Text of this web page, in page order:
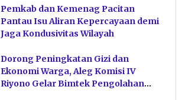
Pemkab dan Kemenag Pacitan
Pantau Isu Aliran Kepercayaan demi
Jaga Kondusivitas Wilayah
Dorong Peningkatan Gizi dan
Ekonomi Warga, Aleg Komisi IV
Riyono Gelar Bimtek Pengolahan